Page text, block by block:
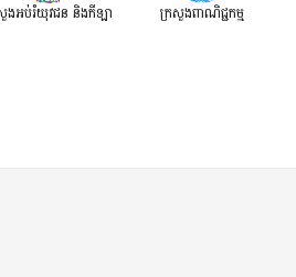
ងអប់រំយុវជន និងកីឡា ក្រសួងពាណិជ្ជកម្ម